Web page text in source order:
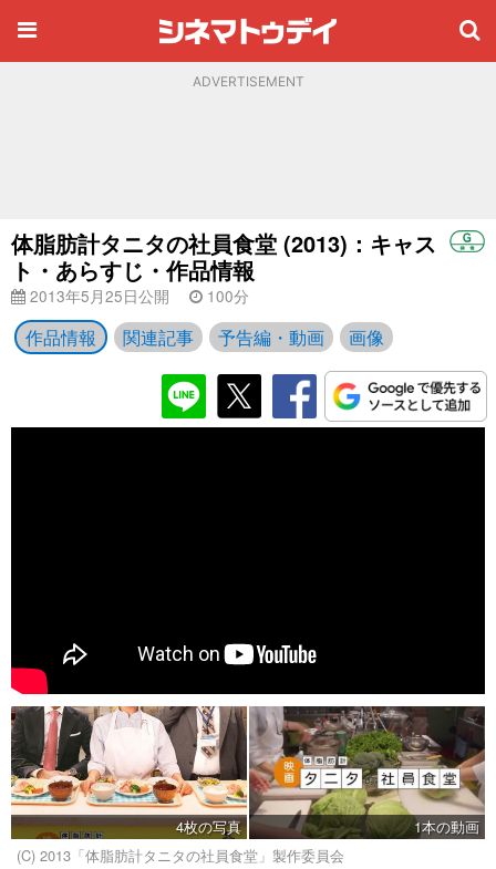
ADVERTISEMENT
体脂肪計タニタの社員食堂 (2013)：キャス
ト・あらすじ・作品情報
2013年5月25日公開 100分
作品情報 関連記事 予告編・動画 画像
4枚の写真
1本の動画
(C) 2013「体脂肪計タニタの社員食堂」製作委員会